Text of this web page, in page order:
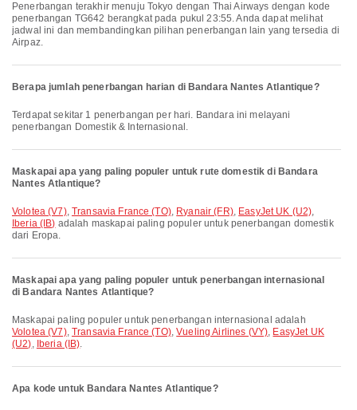
Penerbangan terakhir menuju Tokyo dengan Thai Airways dengan kode
penerbangan TG642 berangkat pada pukul 23:55. Anda dapat melihat
jadwal ini dan membandingkan pilihan penerbangan lain yang tersedia di
Airpaz.
Berapa jumlah penerbangan harian di Bandara Nantes Atlantique?
Terdapat sekitar 1 penerbangan per hari. Bandara ini melayani
penerbangan Domestik & Internasional.
Maskapai apa yang paling populer untuk rute domestik di Bandara
Nantes Atlantique?
Volotea (V7), Transavia France (TO), Ryanair (FR), EasyJet UK (U2),
Iberia (IB) adalah maskapai paling populer untuk penerbangan domestik
dari Eropa.
Maskapai apa yang paling populer untuk penerbangan internasional
di Bandara Nantes Atlantique?
Maskapai paling populer untuk penerbangan internasional adalah
Volotea (V7), Transavia France (TO),Vueling Airlines (VY), EasyJet UK
(U2), Iberia (IB).
Apa kode untuk Bandara Nantes Atlantique?